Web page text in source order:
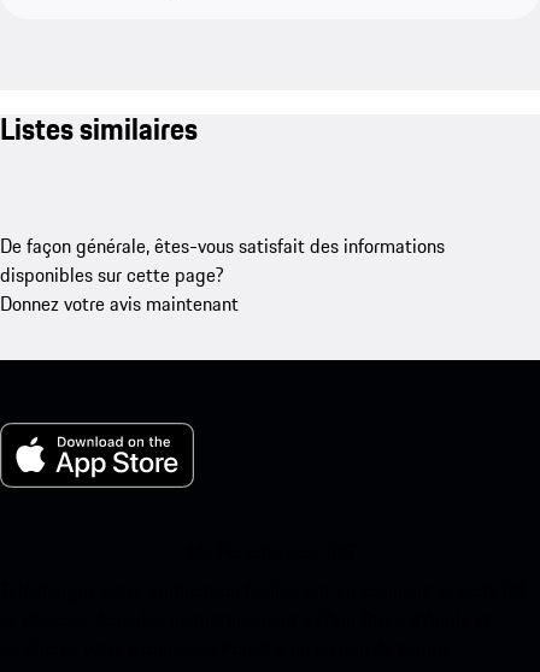
Listes similaires
De façon générale, êtes-vous satisfait des informations
disponibles sur cette page?
Donnez votre avis maintenant